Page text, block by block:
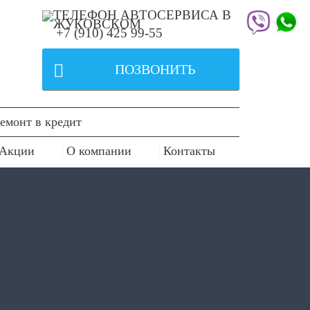
+7 (910) 425 99-55
 ПОЗВОНИТЬ
в кредит
О компании Контакты